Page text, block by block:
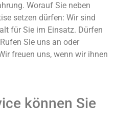
Worauf Sie neben
setzen dürfen: Wir sind
für Sie im Einsatz. Dürfen
Sie uns an oder
freuen uns, wenn wir ihnen
können Sie